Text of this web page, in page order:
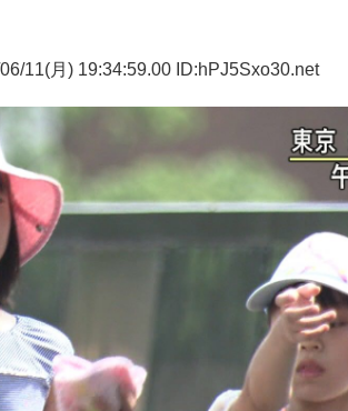
06/11(月) 19:34:59.00 ID:hPJ5Sxo30.net